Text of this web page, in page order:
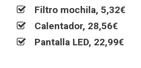
Filtro mochila, 5,32€
Calentador, 28,56€
Pantalla LED, 22,99€